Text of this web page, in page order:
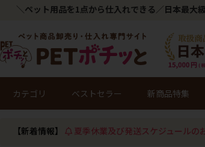
＼ペット用品を1点から仕入れできる／日本最大
カテゴリ ベストセラー 新商品特集
【新着情報】 夏季休業及び発送スケジュールの